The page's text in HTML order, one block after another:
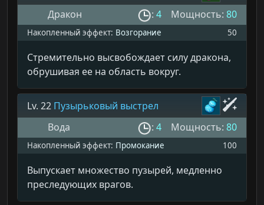
Дракон
: 4 Мощность: 80
Накопленный эффект: Возгорание 50
Стремительно высвобождает силу дракона,
обрушивая ее на область вокруг.
Lv. 22 Пузырьковый выстрел
Вода
: 4 Мощность: 80
Накопленный эффект: Промокание 100
Выпускает множество пузырей, медленно
преследующих врагов.